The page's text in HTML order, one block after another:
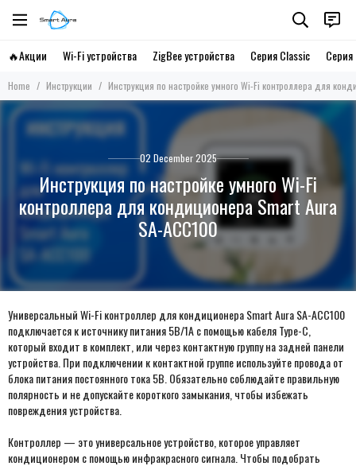
🔥Акции Wi-Fi устройства ZigBee устройства Серия Classic Серия
Home Инструкции Инструкция по настройке умного Wi-Fi контроллера для
02 December 2025
Инструкция по настройке умного Wi-Fi
контроллера для кондиционера Smart Aura
SA-ACC100
Универсальный Wi-Fi контроллер для кондиционера Smart Aura SA-ACC100
подключается к источнику питания 5В/1А с помощью кабеля Type-C,
который входит в комплект, или через контактную группу на задней панели
устройства. При подключении к контактной группе используйте провода от
блока питания постоянного тока 5В. Обязательно соблюдайте правильную
полярность и не допускайте короткого замыкания, чтобы избежать
повреждения устройства.
Контроллер — это универсальное устройство, которое управляет
кондиционером с помощью инфракрасного сигнала. Чтобы подобрать